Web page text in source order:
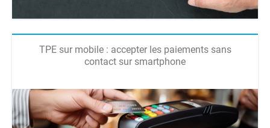
TPE sur mobile : accepter les paiements sans
contact sur smartphone